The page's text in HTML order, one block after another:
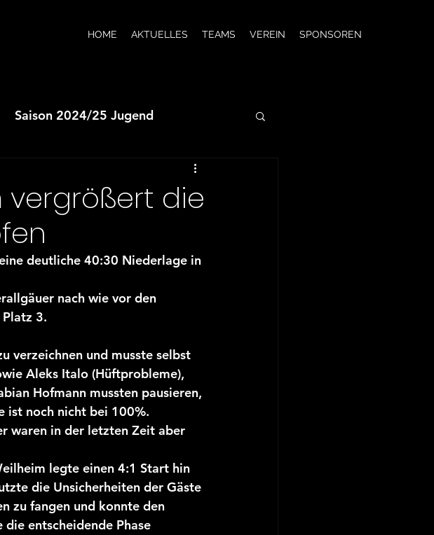
HOME AKTUELLES TEAMS VEREIN SPONSOREN
Saison 2024/25 Jugend
JSG wC-Jugend
JSG E-Jugend
vergrößert die
deutliche 40:30 Niederlage in
nach wie vor den
3.
verzeichnen und musste selbst
Aleks Italo (Hüftprobleme),
Hofmann mussten pausieren,
ist noch nicht bei 100%.
waren in der letzten Zeit aber
legte einen 4:1 Start hin
die Unsicherheiten der Gäste
zu fangen und konnte den
entscheidende Phase